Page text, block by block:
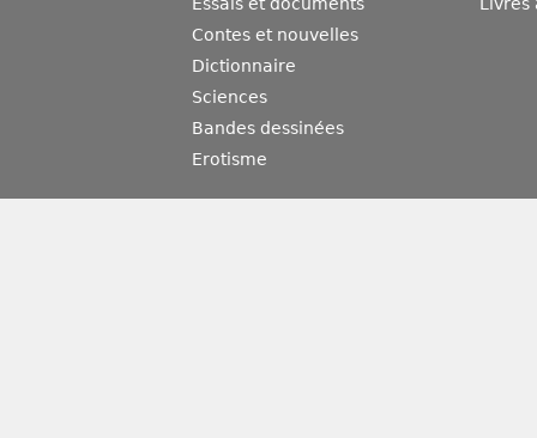
Essais et documents
Contes et nouvelles
Dictionnaire
Sciences
Bandes dessinées
Erotisme
Livres